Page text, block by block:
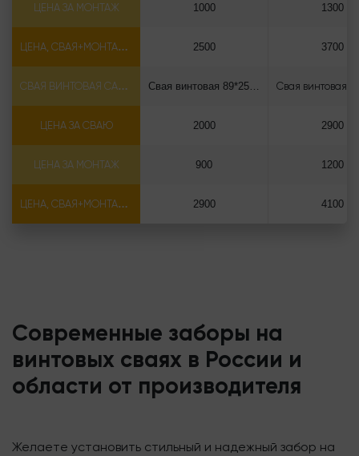
ЦЕНА ЗА МОНТАЖ
ЦЕНА, СВАЯ+МОНТАЖ (БЕЗ ОГОЛОВКА)
1000
2500
1300
3700
СВАЯ ВИНТОВАЯ САМОРЕЗ Ф89*6.5
ЦЕНА ЗА СВАЮ
ЦЕНА ЗА МОНТАЖ
ЦЕНА, СВАЯ+МОНТАЖ (БЕЗ ОГОЛОВКА)
Свая винтовая 89*2500 саморез
2000
900
2900
2900
1200
4100
Современные заборы на
винтовых сваях в России и
области от производителя
Желаете установить стильный и надежный забор на